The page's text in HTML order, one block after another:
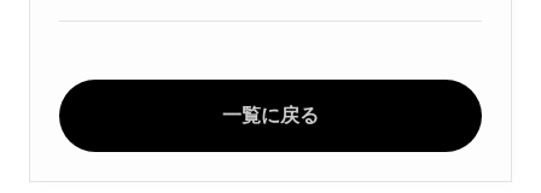
一覧に戻る